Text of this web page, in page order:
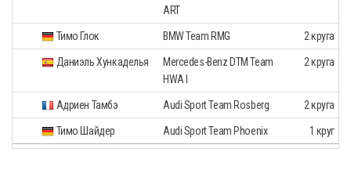
ART
Тимо Глок BMW Team RMG 2 круга
Даниэль Хункаделья
Mercedes-Benz DTM Team
HWA I
2 круга
Адриен Тамбэ Audi Sport Team Rosberg 2 круга
Тимо Шайдер Audi Sport Team Phoenix 1 круг